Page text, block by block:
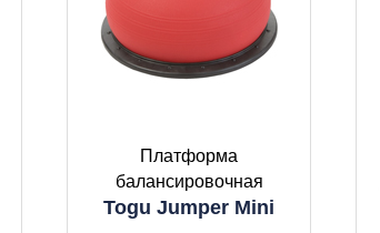
Платформа
балансировочная
Togu Jumper Mini